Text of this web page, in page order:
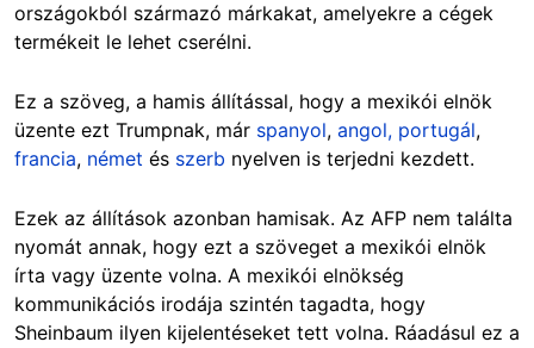
országokból származó márkakat, amelyekre a cégek
termékeit le lehet cserélni.
Ez a szöveg, a hamis állítással, hogy a mexikói elnök
üzente ezt Trumpnak, már spanyol, angol, portugál,
francia, német és szerb nyelven is terjedni kezdett.
Ezek az állítások azonban hamisak. Az AFP nem találta
nyomát annak, hogy ezt a szöveget a mexikói elnök
írta vagy üzente volna. A mexikói elnökség
kommunikációs irodája szintén tagadta, hogy
Sheinbaum ilyen kijelentéseket tett volna. Ráadásul ez a